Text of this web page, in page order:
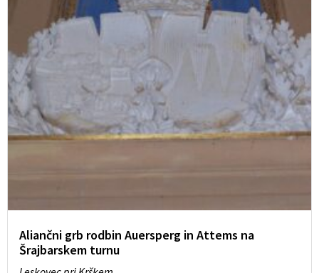
Aliančni grb rodbin Auersperg in Attems na
Šrajbarskem turnu